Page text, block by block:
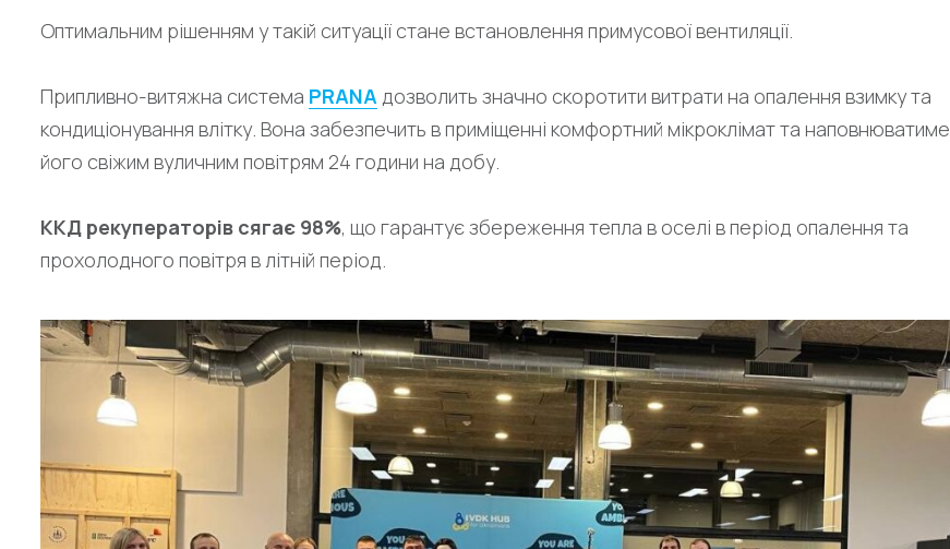
Оптимальним рішенням у такій ситуації стане встановлення примусової вентиляції.
Припливно-витяжна система PRANAдозволить значно скоротити витрати на опалення взимку та
кондиціонування влітку. Вона забезпечить в приміщенні комфортний мікроклімат та наповнюватиме
його свіжим вуличним повітрям 24 години на добу.
ККД рекуператорів сягає 98%, що гарантує збереження тепла в оселі в період опалення та
прохолодного повітря в літній період.